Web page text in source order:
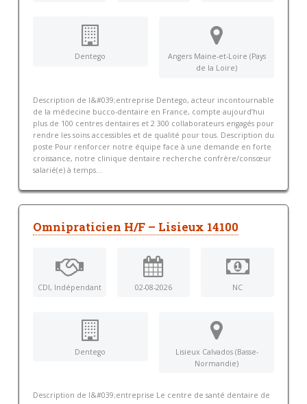
Dentego
Angers Maine-et-Loire (Pays
de la Loire)
Description de l&#039;entreprise Dentego, acteur incontournable
de la médecine bucco-dentaire en France, compte aujourd’hui
plus de 100 centres dentaires et 2 300 collaborateurs engagés pour
rendre les soins accessibles et de qualité pour tous. Description du
poste Pour renforcer notre équipe face à une demande en forte
croissance, notre clinique dentaire recherche confrère/consœur
salarié(e) à temps...
Omnipraticien H/F – Lisieux 14100
CDI, Indépendant 02-08-2026 NC
Dentego
Lisieux Calvados (Basse-
Normandie)
Description de l&#039;entreprise Le centre de santé dentaire de